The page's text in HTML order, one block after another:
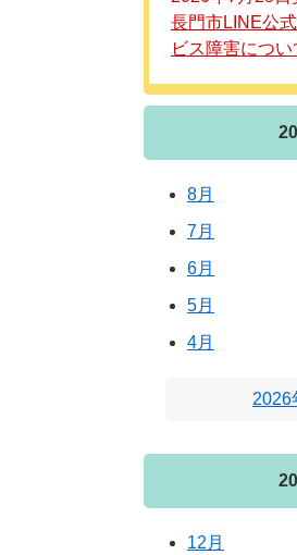
長門市LINE公
ビス障害につい
8月
7月
6月
5月
4月
2026
12月